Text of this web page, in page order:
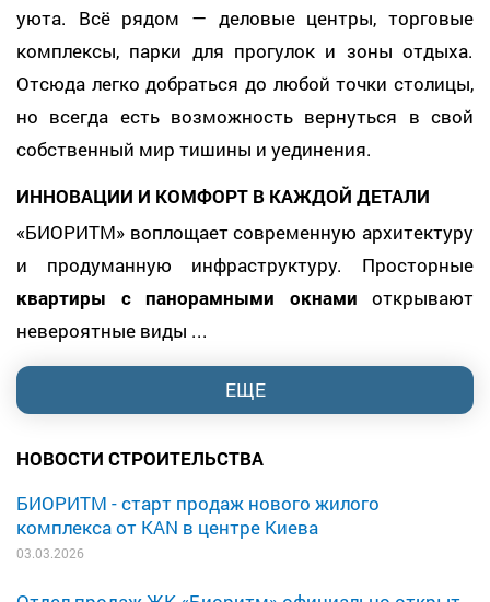
уюта. Всё рядом — деловые центры, торговые
комплексы, парки для прогулок и зоны отдыха.
Отсюда легко добраться до любой точки столицы,
но всегда есть возможность вернуться в свой
собственный мир тишины и уединения.
ИННОВАЦИИ И КОМФОРТ В КАЖДОЙ ДЕТАЛИ
«БИОРИТМ» воплощает современную архитектуру
и продуманную инфраструктуру. Просторные
квартиры с панорамными окнами открывают
невероятные виды ...
ЕЩЕ
НОВОСТИ СТРОИТЕЛЬСТВА
БИОРИТМ - старт продаж нового жилого
комплекса от KAN в центре Киева
03.03.2026